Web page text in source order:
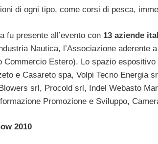
di ogni tipo, come corsi di pesca,
fu presente all’evento con 13 aziende
Nautica, l’Associazione aderente
Commercio Estero). Lo spazio
e Casareto spa, Volpi Tecno Energia
srl, Procold srl, Indel Webasto
Promozione e Sviluppo,
2010